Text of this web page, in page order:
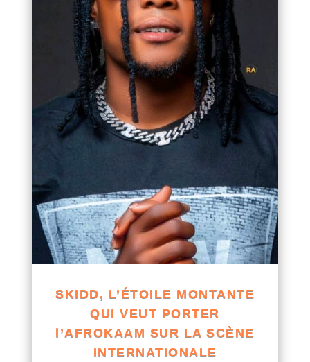
SKIDD, L’ÉTOILE MONTANTE
QUI VEUT PORTER
l’AFROKAAM SUR LA SCÈNE
INTERNATIONALE